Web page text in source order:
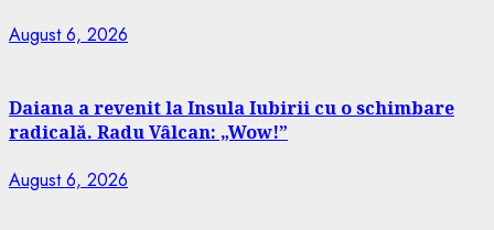
August 6, 2026
Daiana a revenit la Insula Iubirii cu o schimbare
radicală. Radu Vâlcan: „Wow!”
August 6, 2026